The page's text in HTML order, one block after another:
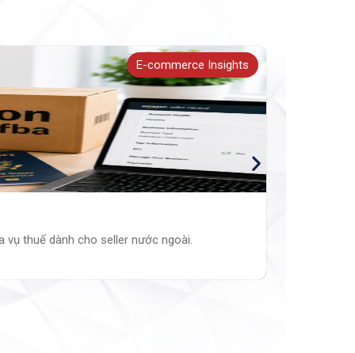
vụ thuế dành cho seller nước ngoài.
E-commerce Insights